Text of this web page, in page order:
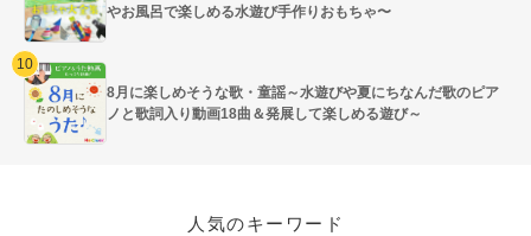
やお風呂で楽しめる水遊び手作りおもちゃ〜
8月に楽しめそうな歌・童謡～水遊びや夏にちなんだ歌のピア
ノと歌詞入り動画18曲＆発展して楽しめる遊び～
人気のキーワード